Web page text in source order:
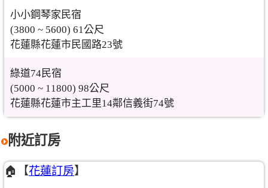
小小鋼琴家民宿
(3800 ~ 5600) 61公尺
花蓮縣花蓮市民國路23號
綠道74民宿
(5000 ~ 11800) 98公尺
花蓮縣花蓮市主工里14鄰信義街74號
附近訂房
🏠【花蓮訂房】